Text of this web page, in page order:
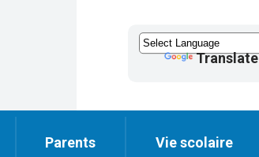
Translate
Parents Vie scolaire